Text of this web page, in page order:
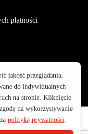
| Wykonanie:
płatności